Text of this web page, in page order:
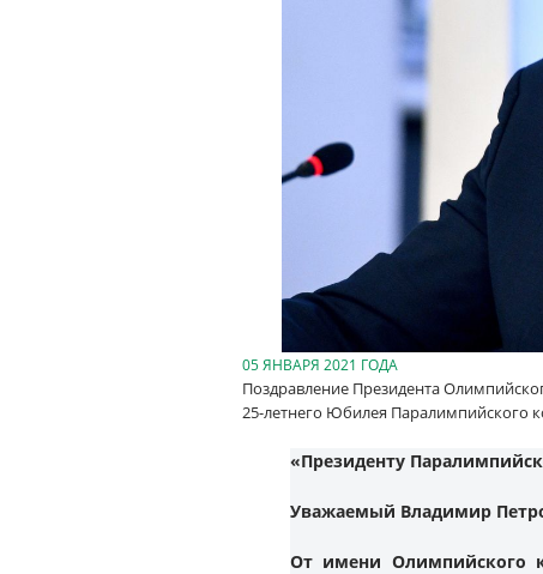
05 ЯНВАРЯ 2021 ГОДА
Поздравление Президента
25-летнего Юбилея Паралимпийского
«Президенту
Уважаемый Владимир
От имени Олимпийского